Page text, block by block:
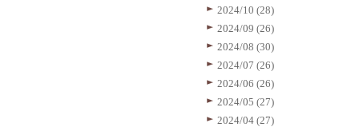
2024/10 (28)
2024/09 (26)
2024/08 (30)
2024/07 (26)
2024/06 (26)
2024/05 (27)
2024/04 (27)